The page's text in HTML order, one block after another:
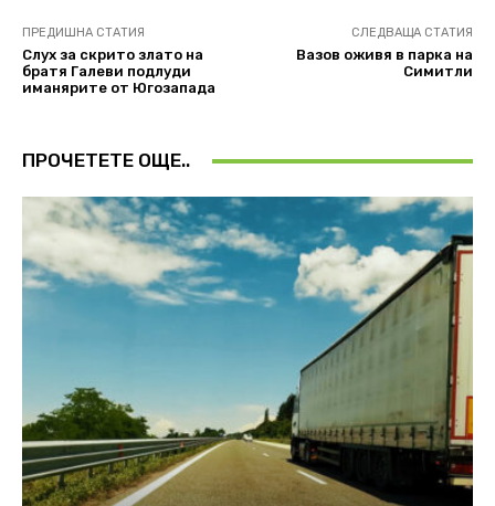
ПРЕДИШНА СТАТИЯ
Слух за скрито злато на
братя Галеви подлуди
иманярите от Югозапада
СЛЕДВАЩА СТАТИЯ
Вазов оживя в парка на
Симитли
ПРОЧЕТЕТЕ ОЩЕ..